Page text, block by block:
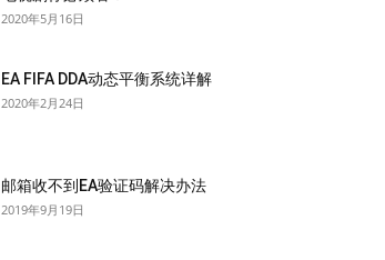
2020年5月16日
EA FIFA DDA动态平衡系统详解
2020年2月24日
邮箱收不到EA验证码解决办法
2019年9月19日